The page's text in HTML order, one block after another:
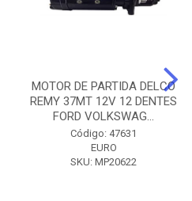
MOTOR DE PARTIDA DELCO
REMY 37MT 12V 12 DENTES
FORD VOLKSWAG...
Código: 47631
EURO
SKU: MP20622